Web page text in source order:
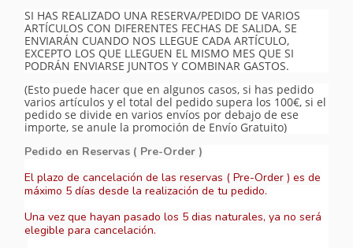
SI HAS REALIZADO UNA RESERVA/PEDIDO DE VARIOS
ARTÍCULOS CON DIFERENTES FECHAS DE SALIDA, SE
ENVIARÁN CUANDO NOS LLEGUE CADA ARTÍCULO,
EXCEPTO LOS QUE LLEGUEN EL MISMO MES QUE SI
PODRÁN ENVIARSE JUNTOS Y COMBINAR GASTOS.
(Esto puede hacer que en algunos casos, si has pedido
varios artículos y el total del pedido supera los 100€, si el
pedido se divide en varios envíos por debajo de ese
importe, se anule la promoción de Envío Gratuito)
Pedido en Reservas ( Pre-Order )
El plazo de cancelación de las reservas ( Pre-Order ) es de
máximo 5 días desde la realización de tu pedido.
Una vez que hayan pasado los 5 dias naturales, ya no será
elegible para cancelación.